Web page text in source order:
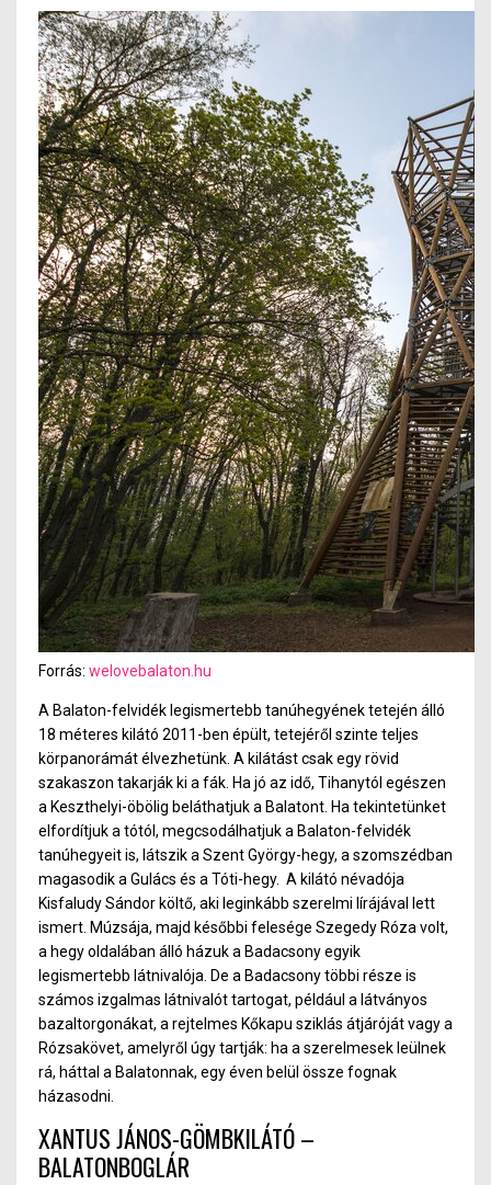
Forrás: welovebalaton.hu
A Balaton-felvidék legismertebb tanúhegyének tetején álló
18 méteres kilátó 2011-ben épült, tetejéről szinte teljes
körpanorámát élvezhetünk. A kilátást csak egy rövid
szakaszon takarják ki a fák. Ha jó az idő, Tihanytól egészen
a Keszthelyi-öbölig beláthatjuk a Balatont. Ha tekintetünket
elfordítjuk a tótól, megcsodálhatjuka Balaton-felvidék
tanúhegyeit is, látszik a Szent György-hegy, a szomszédban
magasodik a Gulács és a Tóti-hegy. A kilátó névadója
Kisfaludy Sándor költő, aki leginkább szerelmi lírájával lett
ismert. Múzsája, majd későbbi felesége Szegedy Róza volt,
a hegy oldalában álló házuk a Badacsony egyik
legismertebb látnivalója. De a Badacsony többi része is
számos izgalmas látnivalót tartogat, például a látványos
bazaltorgonákat, a rejtelmes Kőkapu sziklás átjáróját vagy a
Rózsakövet, amelyről úgy tartják: ha a szerelmesek leülnek
rá, háttal a Balatonnak, egy éven belül össze fognak
házasodni.
XANTUS JÁNOS-GÖMBKILÁTÓ–
BALATONBOGLÁR